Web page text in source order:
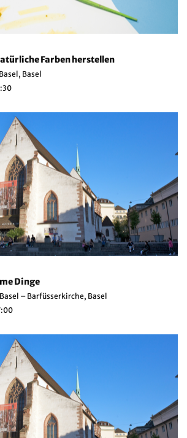
Farben herstellen
Basel
Dinge
– Barfüsserkirche, Basel